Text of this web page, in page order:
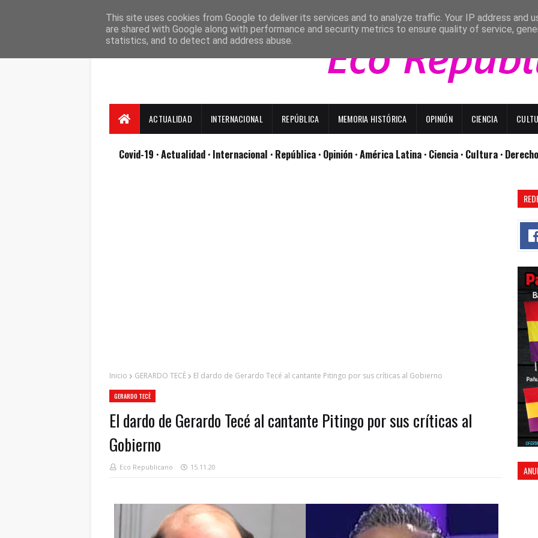
ACTUALIDAD INTERNACIONAL REPÚBLICA MEMORIA HISTÓRICA OPINIÓN CIENCIA
Covid-19 · Actualidad · Internacional · República · Opinión · América Latina · Ciencia · Cultura ·
Inicio GERARDO TECÈ El dardo de Gerardo Tecé al cantante Pitingo por sus críticas al Gobierno
GERARDO TECÈ
El dardo de Gerardo Tecé al cantante Pitingo por sus críticas al
Gobierno
Eco Republicano 15.11.20
This site uses cookies from Google to deliver its services and to analyze traffic. Your IP address and
are shared with Google along with performance and security metrics to ensure quality of service,
statistics, and to detect and address abuse.